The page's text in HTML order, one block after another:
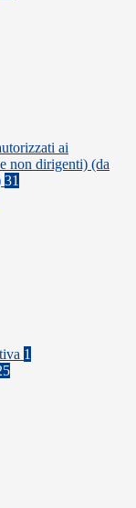
ai
non dirigenti) (da
31
1